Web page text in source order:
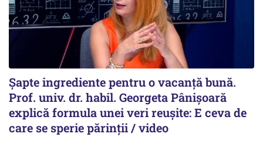
Șapte ingrediente pentru o vacanță bună.
Prof. univ. dr. habil. Georgeta Pânișoară
explică formula unei veri reușite: E ceva de
care se sperie părinții / video